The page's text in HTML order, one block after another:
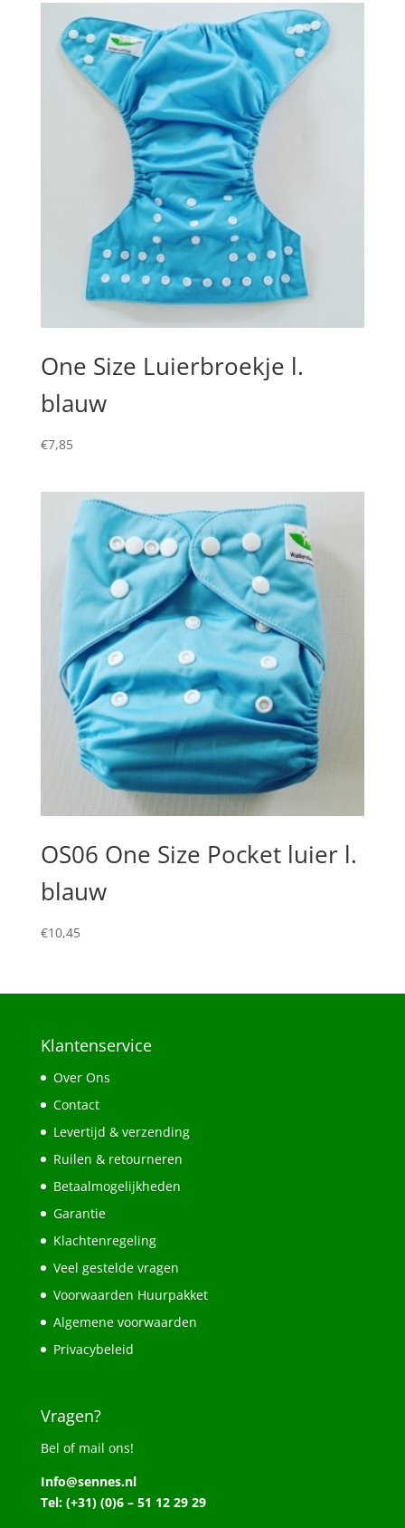
One Size Luierbroekje l.
blauw
€7,85
OS06 One Size Pocket luier l.
blauw
€10,45
Klantenservice
Over Ons
Contact
Levertijd & verzending
Ruilen & retourneren
Betaalmogelijkheden
Garantie
Klachtenregeling
Veel gestelde vragen
Voorwaarden Huurpakket
Algemene voorwaarden
Privacybeleid
Vragen?
Bel of mail ons!
Info@sennes.nl
Tel: (+31) (0)6 – 51 12 29 29